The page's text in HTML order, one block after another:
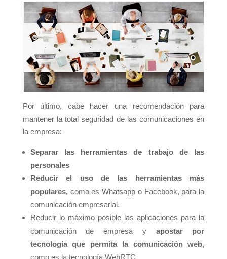
Por último, cabe hacer una recomendación para
mantener la total seguridad de las comunicaciones en
la empresa:
Separar las herramientas de trabajo de las
personales
Reducir el uso de las herramientas más
populares,como es Whatsapp o Facebook, para la
comunicación empresarial.
Reducir lo máximo posible las aplicaciones para la
comunicación de empresa y apostar por
tecnología que permita la comunicación web,
como es la tecnología WebRTC